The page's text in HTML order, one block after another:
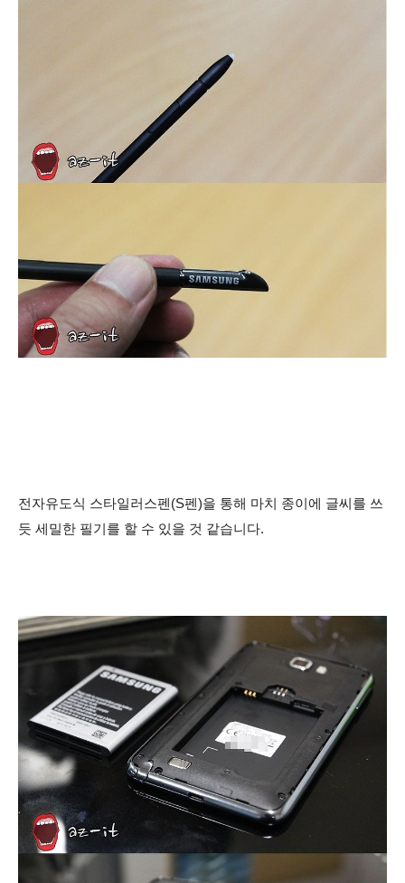
전자유도식 스타일러스펜(S펜)을 통해 마치 종이에 글씨를 쓰
듯 세밀한 필기를 할 수 있을 것 같습니다.